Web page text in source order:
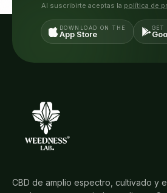
Al suscribirte aceptas la política de
DOWNLOAD ON THE
App Store
GET
CBD de amplio espectro, cultivado y